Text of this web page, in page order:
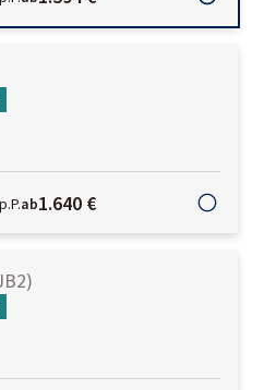
p.P.ab1.640 €
)